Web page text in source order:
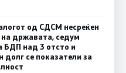
од СДСМ несреќен
на државата, седум
БДП над 3 отсто и
се показатели за